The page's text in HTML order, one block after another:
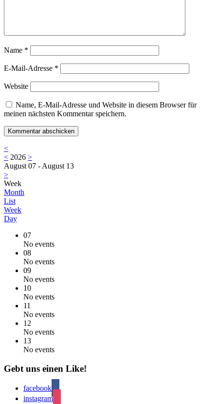
Name *
E-Mail-Adresse *
Website
Name, E-Mail-Adresse und Website in diesem Browser für
meinen nächsten Kommentar speichern.
<
< 2026 >
August 07 - August 13
>
Week
Month
List
Week
Day
07
No events
08
No events
09
No events
10
No events
11
No events
12
No events
13
No events
Gebt uns einen Like!
facebook
instagram